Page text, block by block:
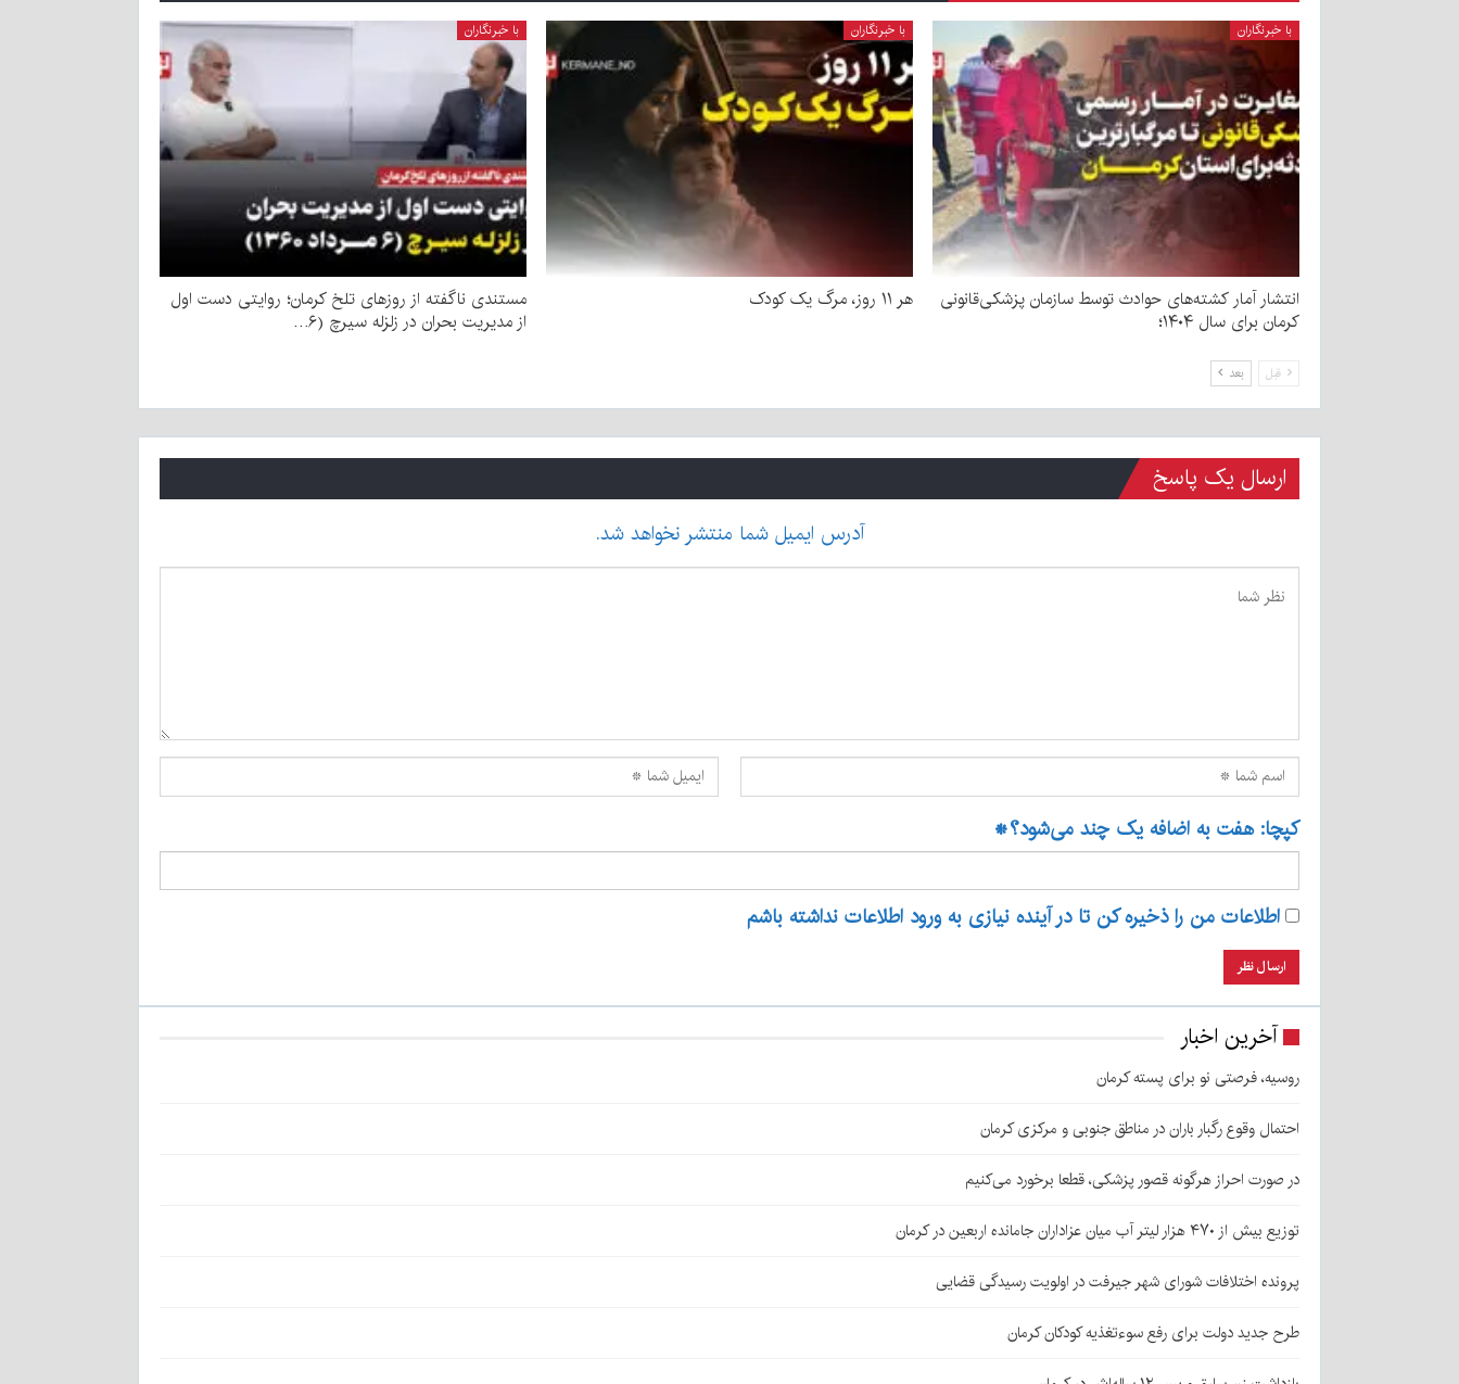
با خبرنگاران
انتشار آمار کشته‌های حوادث توسط سازمان پزشکی‌قانونی
کرمان برای سال ۱۴۰۴؛
با خبرنگاران
هر ۱۱ روز، مرگ یک کودک
با خبرنگاران
مستندی ناگفته از روزهای تلخ کرمان؛ روایتی دست اول
از مدیریت بحران در زلزله سیرچ (۶…
قبل بعد
ارسال یک پاسخ
آدرس ایمیل شما منتشر نخواهد شد.
کپچا: هفت به اضافه یک چند می‌شود؟*
اطلاعات من را ذخیره کن تا در آینده نیازی به ورود اطلاعات نداشته باشم
آخرین اخبار
روسیه، فرصتی نو برای پسته کرمان
احتمال وقوع رگبار باران در مناطق جنوبی و مرکزی کرمان
در صورت احراز هرگونه قصور پزشکی، قطعا برخورد می‌کنیم
توزیع بیش از ۴۷۰ هزار لیتر آب میان عزاداران جامانده اربعین در کرمان
پرونده اختلافات شورای شهر جیرفت در اولویت رسیدگی قضایی
طرح جدید دولت برای رفع سوءتغذیه کودکان کرمان